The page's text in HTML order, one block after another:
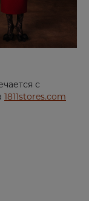
с
1811stores.com